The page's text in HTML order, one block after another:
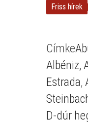
Friss hírek
Címke
Albéniz,
Estrada,
D-dúr